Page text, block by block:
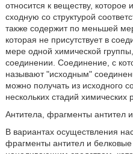
относится к веществу, которое
сходную со структурой
также содержит по меньшей
которая не присутствует в
мере одной химической
соединении. Соединение, с
называют "исходным"
можно получать из исходного
нескольких стадий химических
Антитела, фрагменты антител
В вариантах осуществления
фрагменты антител и